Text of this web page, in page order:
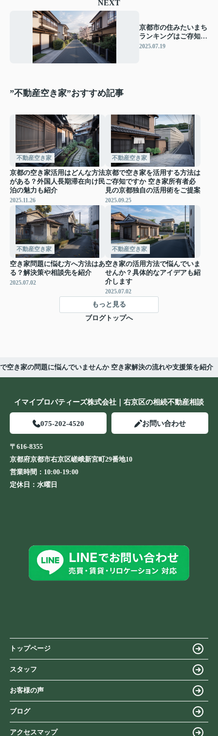
NEXT
京都市の住みたいまち
ランキングはご存知で
すか 住み心地や人気
2025.07.19
”不動産空き家”おすすめ記事
不動産空き家
京都の空き家活用はどんな方法
がある？外国人長期滞在向け民
泊の魅力も紹介
2025.11.26
不動産空き家
京都で空き家を活用する方法は
ご存知ですか 空き家所有者必
見の京都独自の活用術をご提案
2025.09.25
不動産空き家
空き家問題に悩む方へ方法はあ
る？解決策や相談先を紹介
2025.07.02
不動産空き家
空き家の活用方法で悩んでいま
せんか？具体的なアイデアも紹
介します
2025.07.02
もっと見る
ブログトップへ
空き家の問題に悩んでいませんか 空き家解決の流れや支援策を紹介
イマイプロパティーズ株式会社｜右京区の相続不動産相談
075-202-4520 お問い合わせ
〒616-8355
京都府京都市右京区嵯峨新宮町29番地10
営業時間： 10:00-19:00
定休日： 水曜日
トップページ
スタッフ
お客様の声
ブログ
アクセスマップ